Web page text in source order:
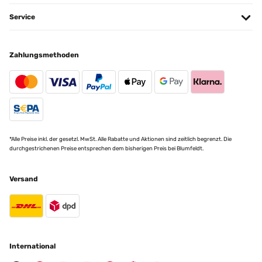
überprüft
Service
Zahlungsmethoden
*Alle Preise inkl. der gesetzl. MwSt. Alle Rabatte und Aktionen sind zeitlich begrenzt. Die
durchgestrichenen Preise entsprechen dem bisherigen Preis bei Blumfeldt.
Versand
International